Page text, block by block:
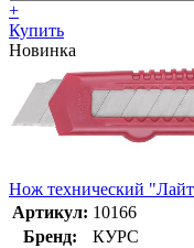
+
Купить
Новинка
Нож технический
Артикул: 10166
Бренд:
КУРС